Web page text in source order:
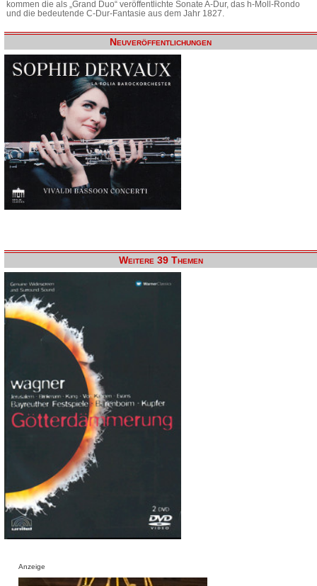
kommen die als „Grand Duo“ veröffentlichte Sonate A-Dur, das h-Moll-Rondo
und die bedeutende C-Dur-Fantasie aus dem Jahr 1827.
Neuveröffentlichungen
Weitere 39 Themen
Anzeige